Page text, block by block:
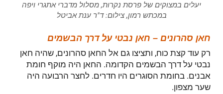
יעלים במצוקים של פרסת נקרות, מסלול מדברי אתגרי ויפה
במכתש רמון, צילום: ד"ר ענת אביטל
חאן סהרונים – חאן נבטי על דרך הבשמים
רק עוד קצת כוח, ותציצו גם אל החאן סהרונים, שהיה חאן
נבטי על דרך הבשמים הקדומה. החאן היה מוקף חומת
אבנים. בחומת הסוגרים היו חדרים. לחצר הרבועה היה
שער מצפון.